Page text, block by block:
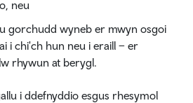
neu
gorchudd wyneb er mwyn osgoi
i chi'ch hun neu i eraill – er
rhywun at berygl.
i ddefnyddio esgus rhesymol